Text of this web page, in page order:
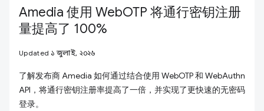
Amedia 使用 WebOTP 将通行密钥注册
量提高了 100%
Updated ১ জুলাই, ২০২৬
了解发布商 Amedia 如何通过结合使用 WebOTP 和 WebAuthn
API，将通行密钥注册率提高了一倍，并实现了更快速的无密码
登录。